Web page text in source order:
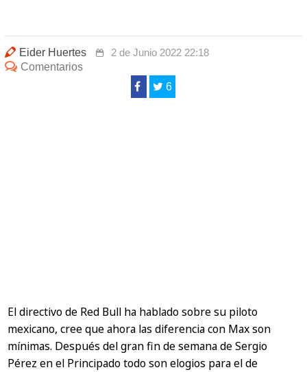
Eider Huertes
2 de Junio 2022 22:18
Comentarios
6
El directivo de Red Bull ha hablado sobre su piloto
mexicano, cree que ahora las diferencia con Max son
mínimas. Después del gran fin de semana de Sergio
Pérez en el Principado todo son elogios para el de